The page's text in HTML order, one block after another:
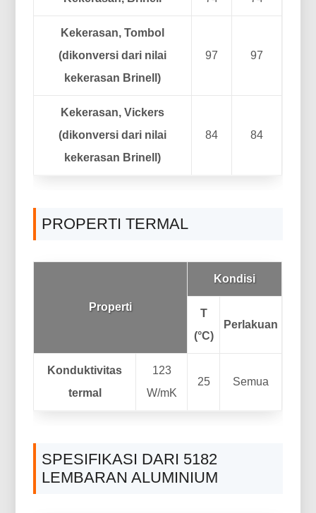
Kekerasan, Tombol
(dikonversi dari nilai
kekerasan Brinell)
97 97
Kekerasan, Vickers
(dikonversi dari nilai
kekerasan Brinell)
84 84
PROPERTI TERMAL
Properti
Kondisi
T
(°C)
Perlakuan
Konduktivitas
termal
123
W/mK
25 Semua
SPESIFIKASI DARI 5182
LEMBARAN ALUMINIUM